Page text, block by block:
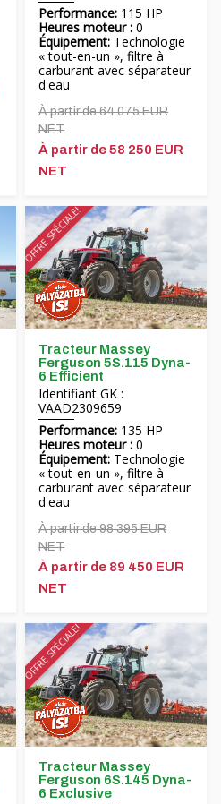
Performance: 115 HP
Heures moteur : 0
Équipement: Technologie
« tout-en-un », filtre à
carburant avec séparateur
d'eau
À partir de 64 075 EUR
NET
À partir de 58 250 EUR
NET
OFFRE SPÉCIALE!
Tracteur Massey
Ferguson 5S.115 Dyna-
6 Efficient
Identifiant GK :
VAAD2309659
Performance: 135 HP
Heures moteur : 0
Équipement: Technologie
« tout-en-un », filtre à
carburant avec séparateur
d'eau
À partir de 98 395 EUR
NET
À partir de 89 450 EUR
NET
OFFRE SPÉCIALE!
Tracteur Massey
Ferguson 6S.145 Dyna-
6 Exclusive